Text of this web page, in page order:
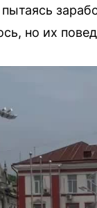
но их